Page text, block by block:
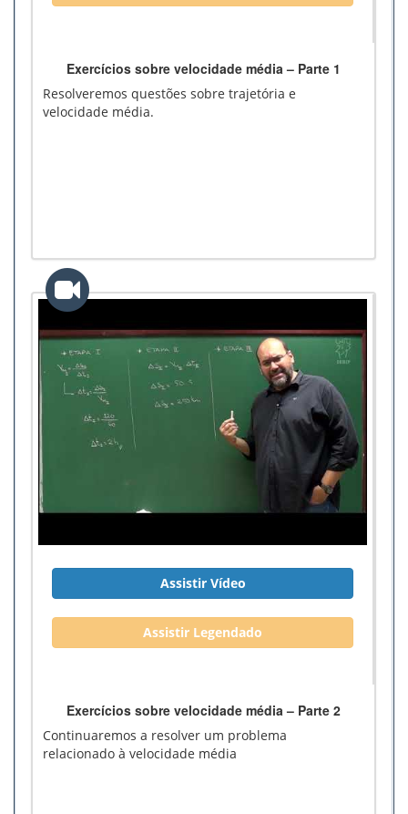
Exercícios sobre velocidade média – Parte 1
Resolveremos questões sobre trajetória e
velocidade média.
Assistir Vídeo
Assistir Legendado
Exercícios sobre velocidade média – Parte 2
Continuaremos a resolver um problema
relacionado à velocidade média